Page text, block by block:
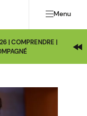
Menu
| COMPRENDRE |